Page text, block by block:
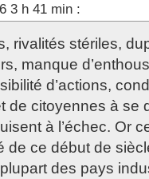
3 h 41 min :
rivalités stériles,
manque
d’actions,
de citoyennes à se
à l’échec. Or
de ce début de
des pays